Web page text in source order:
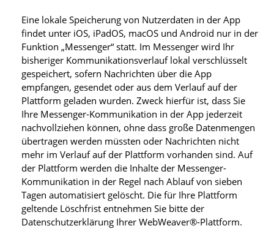
Eine lokale Speicherung von Nutzerdaten in der App
findet unter iOS, iPadOS, macOS und Android nur in der
Funktion „Messenger“ statt. Im Messenger wird Ihr
bisheriger Kommunikationsverlauf lokal verschlüsselt
gespeichert, sofern Nachrichten über die App
empfangen, gesendet oder aus dem Verlauf auf der
Plattform geladen wurden. Zweck hierfür ist, dass Sie
Ihre Messenger-Kommunikation in der App jederzeit
nachvollziehen können, ohne dass große Datenmengen
übertragen werden müssten oder Nachrichten nicht
mehr im Verlauf auf der Plattform vorhanden sind. Auf
der Plattform werden die Inhalte der Messenger-
Kommunikation in der Regel nach Ablauf von sieben
Tagen automatisiert gelöscht. Die für Ihre Plattform
geltende Löschfrist entnehmen Sie bitte der
Datenschutzerklärung Ihrer WebWeaver®-Plattform.